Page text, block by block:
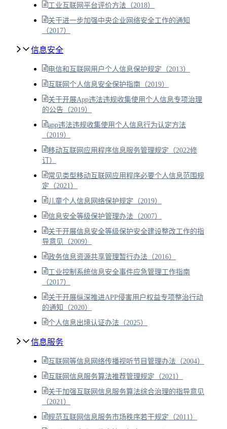
工业互联网平台评价方法（2018）
关于进一步加强中央企业网络安全工作的通知
（2017）
信息安全
电信和互联网用户个人信息保护规定（2013）
互联网个人信息安全保护指南（2019）
关于开展App违法违规收集使用个人信息专项治理
的公告（2019）
app违法违规收集使用个人信息行为认定方法
（2019）
移动互联网应用程序信息服务管理规定（2022修
订）
常见类型移动互联网应用程序必要个人信息范围规
定（2021）
儿童个人信息网络保护规定（2019）
信息安全等级保护管理办法（2007）
关于开展信息安全等级保护安全建设整改工作的指
导意见（2009）
政务信息资源共享管理暂行办法（2016）
工业控制系统信息安全事件应急管理工作指南
（2017）
关于开展纵深推进APP侵害用户权益专项整治行动
的通知（2020）
个人信息出境认证办法（2025）
信息服务
互联网等信息网络传播视听节目管理办法（2004）
互联网信息服务算法推荐管理规定（2021）
关于加强互联网信息服务算法综合治理的指导意见
（2021）
规范互联网信息服务市场秩序若干规定（2011）